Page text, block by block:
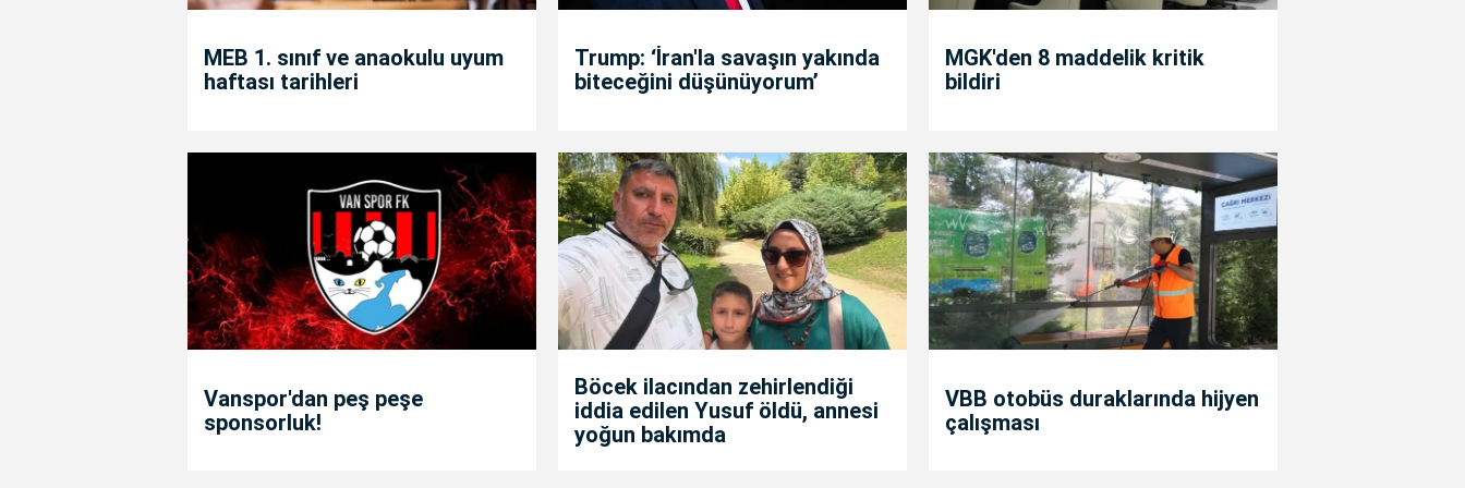
MEB 1. sınıf ve anaokulu uyum
haftası tarihleri
Trump: ‘İran'la savaşın yakında
biteceğini düşünüyorum’
MGK'den 8 maddelik kritik
bildiri
Vanspor'dan peş peşe
sponsorluk!
Böcek ilacından zehirlendiği
iddia edilen Yusuf öldü, annesi
yoğun bakımda
VBB otobüs duraklarında hijyen
çalışması